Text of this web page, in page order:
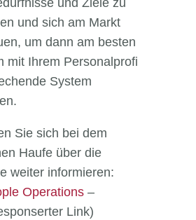
und Ziele zu
und sich am Markt
um dann am besten
mit Ihrem Personalprofi
System
Sie sich bei dem
Haufe über die
weiter informieren:
Operations–
Link)